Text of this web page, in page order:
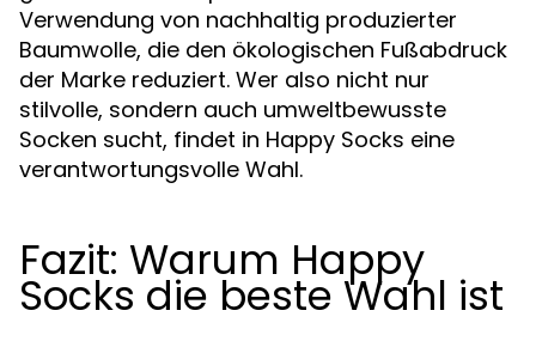
Verwendung von nachhaltig produzierter
Baumwolle, die den ökologischen Fußabdruck
der Marke reduziert. Wer also nicht nur
stilvolle, sondern auch umweltbewusste
Socken sucht, findet in Happy Socks eine
verantwortungsvolle Wahl.
Fazit: Warum Happy
Socks die beste Wahl ist